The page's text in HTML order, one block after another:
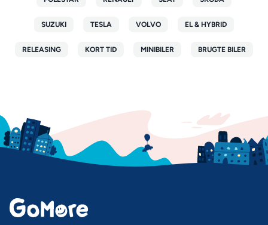
SUZUKI TESLA VOLVO EL & HYBRID
RELEASING KORT TID MINIBILER BRUGTE BILER